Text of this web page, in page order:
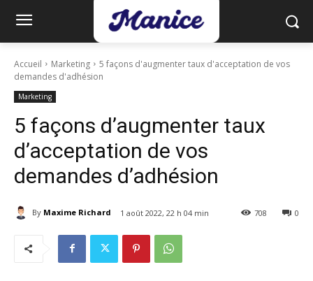
Accueil Marketing
5 façons d'augmenter taux d'acceptation de vos
demandes d'adhésion
Marketing
5 façons d’augmenter taux
d’acceptation de vos
demandes d’adhésion
By Maxime Richard 1 août 2022, 22 h 04 min 0
708